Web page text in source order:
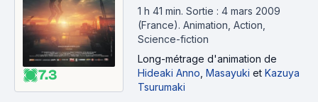
7.3
1 h 41 min. Sortie : 4 mars 2009
(France). Animation, Action,
Science-fiction
Long-métrage d'animation de
Hideaki Anno Masayuki et Kazuya
Tsurumaki